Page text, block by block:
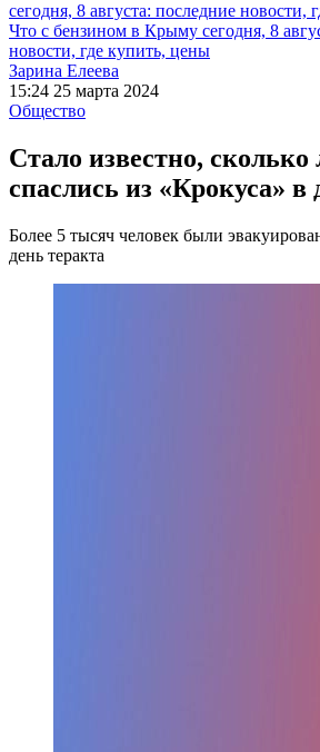
сегодня, 8 августа: последние новости,
Что с бензином в Крыму сегодня, 8
новости, где купить, цены
Зарина Елеева
15:24 25 марта 2024
Общество
Стало известно, сколько
спаслись из «Крокуса» в
Более 5 тысяч человек были
день теракта